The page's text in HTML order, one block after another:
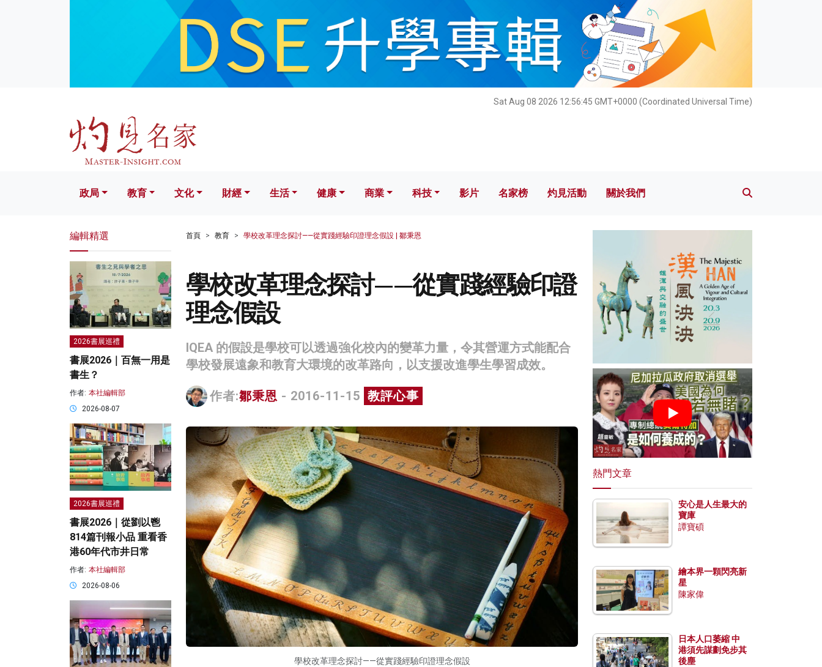
Sat Aug 08 2026 12:56:47 GMT+0000 (Coordinated Universal Time)
文化 財經 生活 健康 科技 影片 名家榜 灼見活動 關於我們
政局 教育 文化 財經 生活 健康 商業 科技 影片 名家榜 灼見活動 關於我們
首頁 教育 學校改革理念探討——從實踐經驗印證理念假設 | 鄒秉恩
學校改革理念探討——從實踐經驗印證
理念假設
IQEA 的假設是學校可以透過強化校內的變革力量，令其營運方式能配合
學校發展遠象和教育大環境的改革路向，以支援改進學生學習成效。
作者:鄒秉恩 - 2016-11-15 教評心事
學校改革理念探討——從實踐經驗印證理念假設
編輯精選
2026書展巡禮
書展2026｜百無一用是
書生？
作者: 本社編輯部
2026-08-07
2026書展巡禮
書展2026｜從劉以鬯
814篇刊報小品 重看香
港60年代市井日常
作者: 本社編輯部
2026-08-06
熱門文章
安心是人生最大的
寶庫
譚寶碩
繪本界一顆閃亮新
星
陳家偉
日本人口萎縮 中
港須先謀劃免步其
後塵